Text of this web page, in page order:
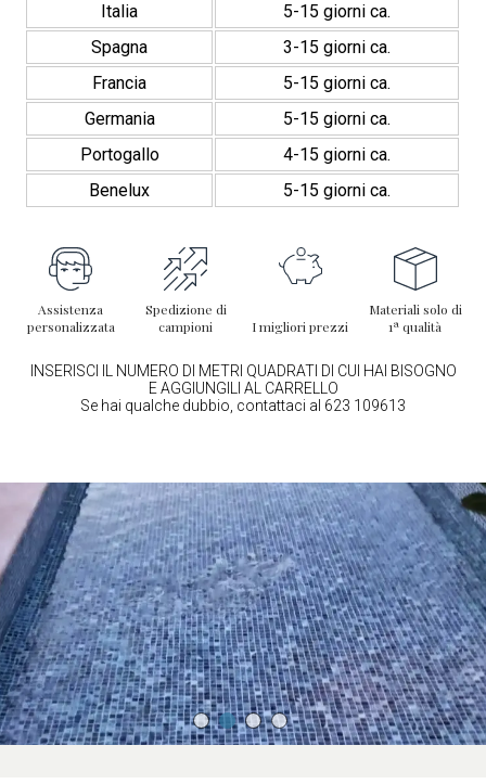
Inkjet
Definition
quantità
Italia
5-15 giorni ca.
Spagna
3-15 giorni ca.
Francia
5-15 giorni ca.
Germania
5-15 giorni ca.
Portogallo
4-15 giorni ca.
Benelux
5-15 giorni ca.
Assistenza
personalizzata
Spedizione di
campioni
I migliori prezzi
Materiali solo di
1ª qualità
INSERISCI IL NUMERO DI METRI QUADRATI DI CUI HAI BISOGNO
E AGGIUNGILI AL CARRELLO
Se hai qualche dubbio, contattaci al 623 109613